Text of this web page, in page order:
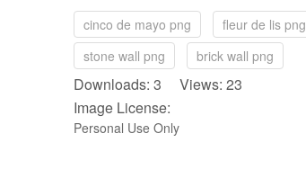
cinco de mayo png fleur de lis png
stone wall png
brick wall png
Downloads: 3 Views: 23
Image License:
Personal Use Only